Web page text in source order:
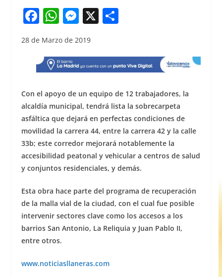
F
c
e
b
o
o
k
W
h
at
s
A
p
p
M
ss
e
n
g
er
X S
e
28 de Marzo de 2019
Con el apoyo de un equipo de 12 trabajadores, la
alcaldía municipal, tendrá lista la sobrecarpeta
asfáltica que dejará en perfectas condiciones de
movilidad la carrera 44, entre la carrera 42 y la calle
33b; este corredor mejorará notablemente la
accesibilidad peatonal y vehicular a centros de salud
y conjuntos residenciales, y demás.
Esta obra hace parte del programa de recuperación
de la malla vial de la ciudad, con el cual fue posible
intervenir sectores clave como los accesos a los
barrios San Antonio, La Reliquia y Juan Pablo II,
entre otros.
www.noticiasllaneras.com